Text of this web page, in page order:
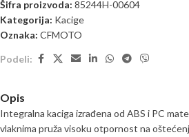
Šifra proizvoda: 85244H-00604
Kategorija: Kacige
Oznaka: CFMOTO
Podeli:
Opis
Integralna kaciga izrađena od ABS i PC
vlaknima pruža visoku otpornost na